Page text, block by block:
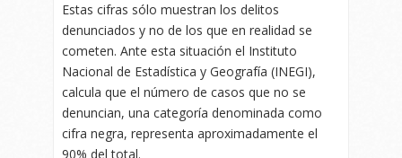
Estas cifras sólo muestran los delitos
denunciados y no de los que en realidad se
cometen. Ante esta situación el Instituto
Nacional de Estadística y Geografía (INEGI),
calcula que el número de casos que no se
denuncian, una categoría denominada como
cifra negra, representa aproximadamente el
90% del total.